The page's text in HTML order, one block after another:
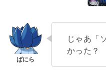
じゃあ「
かった？